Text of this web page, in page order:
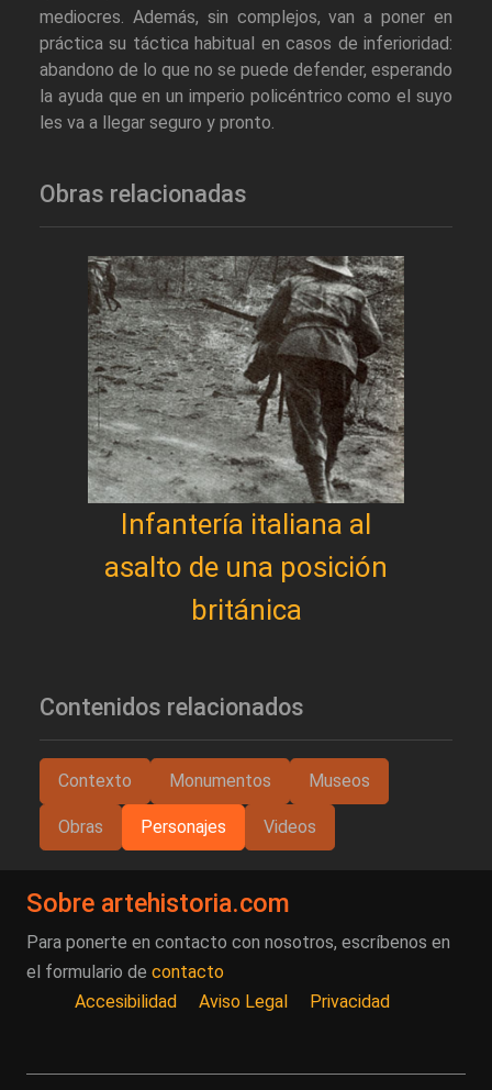
mediocres. Además, sin complejos, van a poner en
práctica su táctica habitual en casos de inferioridad:
abandono de lo que no se puede defender, esperando
la ayuda que en un imperio policéntrico como el suyo
les va a llegar seguro y pronto.
Obras relacionadas
Infantería italiana al
asalto de una posición
británica
Contenidos relacionados
Contexto Monumentos Museos
Obras Personajes Videos
Sobre artehistoria.com
Para ponerte en contacto con nosotros, escríbenos en
el formulario de contacto
Accesibilidad
Aviso Legal Privacidad